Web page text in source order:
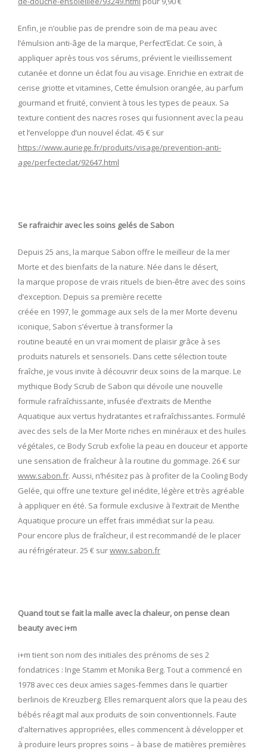
Enfin, je n’oublie pas de prendre soin de ma peau avec
l’émulsion anti-âge de la marque, Perfect’Eclat. Ce soin, à
appliquer après tous vos sérums, prévient le vieillissement
cutanée et donne un éclat fou au visage. Enrichie en extrait de
cerise griotte et vitamines, Cette émulsion orangée, au parfum
gourmand et fruité, convient à tous les types de peaux. Sa
texture contient des nacres roses qui fusionnent avec la peau
et l’enveloppe d’un nouvel éclat. 45 € sur
https://www.auriege.fr/produits/visage/prevention-anti-
age/perfecteclat/92647.html
Se rafraichir avec les soins gelés de Sabon
Depuis 25 ans, la marque Sabon offre le meilleur de la mer
Morte et des bienfaits de la nature. Née dans le désert,
la marque propose de vrais rituels de bien-être avec des soins
d’exception. Depuis sa première recette
créée en 1997, le gommage aux sels de la mer Morte devenu
iconique, Sabon s’évertue à transformer la
routine beauté en un vrai moment de plaisir grâce à ses
produits naturels et sensoriels. Dans cette sélection toute
fraîche, je vous invite à découvrir deux soins de la marque. Le
mythique Body Scrub de Sabon qui dévoile une nouvelle
formule rafraîchissante, infusée d’extraits de Menthe
Aquatique aux vertus hydratantes et rafraîchissantes. Formulé
avec des sels de la Mer Morte riches en minéraux et des huiles
végétales, ce Body Scrub exfolie la peau en douceur et apporte
une sensation de fraîcheur à la routine du gommage. 26 € sur
www.sabon.fr. Aussi, n’hésitez pas à profiter de la Cooling Body
Gelée, qui offre une texture gel inédite, légère et très agréable
à appliquer en été. Sa formule exclusive à l’extrait de Menthe
Aquatique procure un effet frais immédiat sur la peau.
Pour encore plus de fraîcheur, il est recommandé de le placer
au réfrigérateur. 25 € surwww.sabon.fr
Quand tout se fait la malle avec la chaleur, on pense clean
beauty avec i+m
i+m tient son nom des initiales des prénoms de ses 2
fondatrices : Inge Stamm et Monika Berg. Tout a commencé en
1978 avec ces deux amies sages-femmes dans le quartier
berlinois de Kreuzberg. Elles remarquent alors que la peau des
bébés réagit mal aux produits de soin conventionnels. Faute
d’alternatives appropriées, elles commencent à développer et
à produire leurs propres soins – à base de matières premières